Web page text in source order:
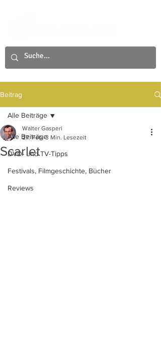
Beitrag
Alle Beiträge
DVD- und TV-Tipps
Festivals, Filmgeschichte, Bücher
Reviews
Alle Beiträge
Scarlet
Walter Gasperi
27. Feb. 3 Min. Lesezeit